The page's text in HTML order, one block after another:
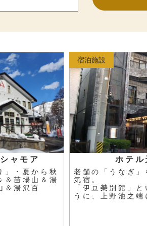
ャモア
」・夏から秋
＆苗場山＆湯
＆湯沢百
ホテル
老舗の「うなぎ」
気宿。
「伊豆榮別館」
うに、上野池之
宿泊施設